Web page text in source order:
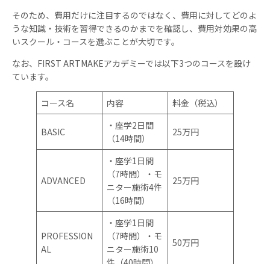
そのため、費用だけに注目するのではなく、費用に対してどのよ
うな知識・技術を習得できるのかまでを確認し、費用対効果の高
いスクール・コースを選ぶことが大切です。
なお、FIRST ARTMAKEアカデミーでは以下3つのコースを設け
ています。
コース名 内容 料金（税込）
BASIC
・座学2日間
（14時間）
25万円
ADVANCED
・座学1日間
（7時間）・モ
ニター施術4件
（16時間）
25万円
PROFESSION
AL
・座学1日間
（7時間）・モ
ニター施術10
50万円